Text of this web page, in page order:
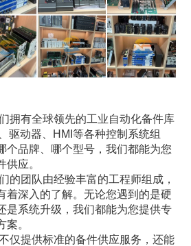
拥有全球领先的工业自动化备件库
驱动器、HMI等各种控制系统组
个品牌、哪个型号，我们都能为您
应。
的团队由经验丰富的工程师组成，
着深入的了解。无论您遇到的是硬
是系统升级，我们都能为您提供专
。
仅提供标准的备件供应服务，还能